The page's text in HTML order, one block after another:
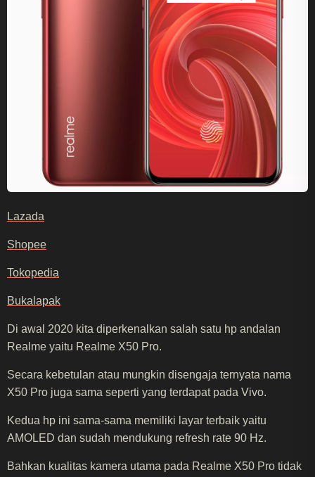
Lazada
Shopee
Tokopedia
Bukalapak
Di awal 2020 kita diperkenalkan salah satu hp andalan
Realme yaitu Realme X50 Pro.
Secara kebetulan atau mungkin disengaja ternyata nama
X50 Pro juga sama seperti yang terdapat pada Vivo.
Kedua hp ini sama-sama memiliki layar terbaik yaitu
AMOLED dan sudah mendukung refresh rate 90 Hz.
Bahkan kualitas kamera utama pada Realme X50 Pro tidak